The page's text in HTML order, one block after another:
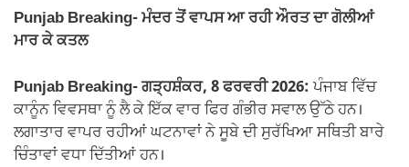
e
b
o
o
k
s
A
p
gr
m
y
n
k
e
Punjab Breaking- ਮੰਦਰ ਤੋਂ ਵਾਪਸ ਆ ਰਹੀ ਔਰਤ ਦਾ ਗੋਲੀਆਂ
ਮਾਰ ਕੇ ਕਤਲ
Punjab Breaking- ਗੜ੍ਹਸ਼ੰਕਰ, 8 ਫਰਵਰੀ 2026:ਪੰਜਾਬ ਵਿੱਚ
ਕਾਨੂੰਨ ਵਿਵਸਥਾ ਨੂੰ ਲੈ ਕੇ ਇੱਕ ਵਾਰ ਫਿਰ ਗੰਭੀਰ ਸਵਾਲ ਉੱਠੇ ਹਨ।
ਲਗਾਤਾਰ ਵਾਪਰ ਰਹੀਆਂ ਘਟਨਾਵਾਂ ਨੇ ਸੂਬੇ ਦੀ ਸੁਰੱਖਿਆ ਸਥਿਤੀ ਬਾਰੇ
ਚਿੰਤਾਵਾਂ ਵਧਾ ਦਿੱਤੀਆਂ ਹਨ।